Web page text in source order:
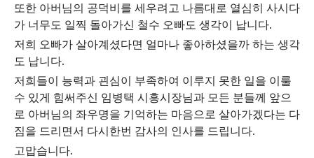
또한 아버님의 공덕비를 세우려고 나름대로 열심히 사시다
가 너무도 일찍 돌아가신 철수 오빠도 생각이 납니다.
저희 오빠가 살아계셨다면 얼마나 좋아하셨을까 하는 생각
도 납니다.
저희들이 능력과 괸심이 부족하여 이루지 못한 일을 이룰
수 있게 힘써주신 임병택 시흥시장님과 모든 분들께 앞으
로 아버님의 좌우명을 기억하는 마음으로 살아가겠다는 다
짐을 드리면서 다시한번 감사의 인사를 드립니다.
고맙습니다.